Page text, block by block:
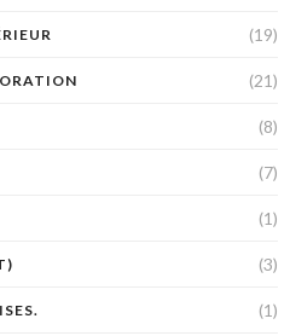
(19)
(21)
(8)
(7)
(1)
(3)
(1)